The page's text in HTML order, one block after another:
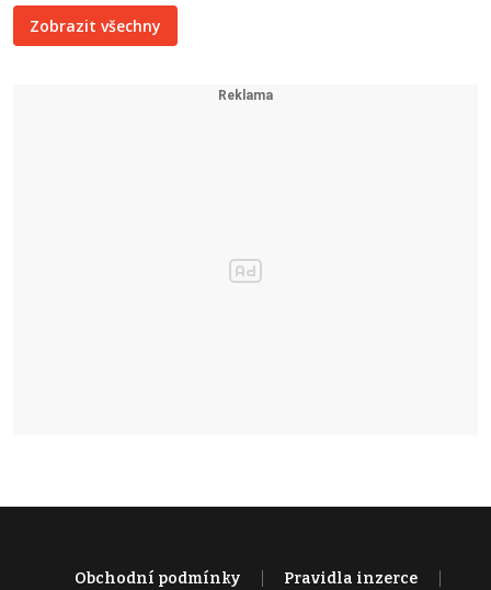
Zobrazit všechny
Obchodní podmínky Pravidla inzerce